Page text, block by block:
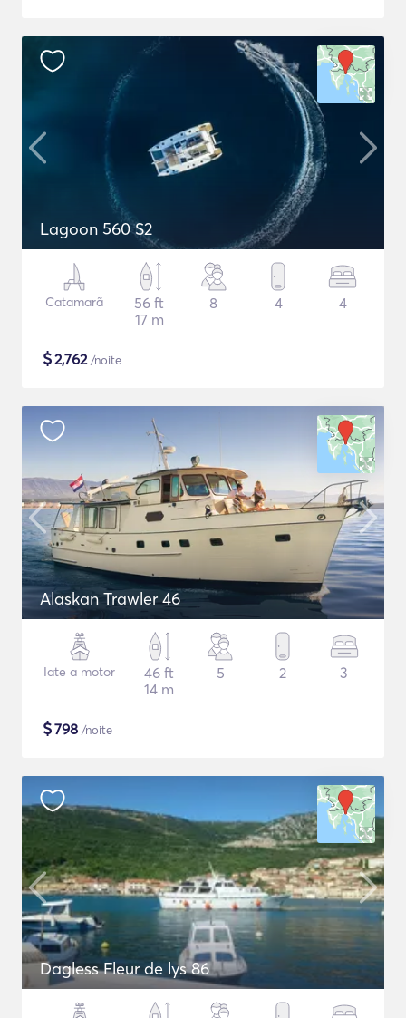
Lagoon 560 S2
Catamarã
56 ft
17 m
8 4 4
$2,762/noite
Alaskan Trawler 46
Iate a motor
46 ft
14 m
5 2 3
$798 /noite
Dagless Fleur de lys 86